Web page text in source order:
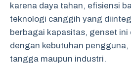
karena daya tahan, efisiensi
teknologi canggih yang
berbagai kapasitas, genset ini
dengan kebutuhan pengguna,
tangga maupun industri.